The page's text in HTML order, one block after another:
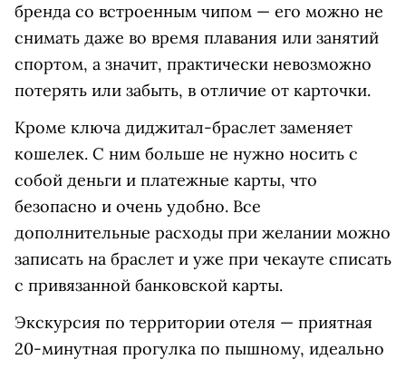
бренда со встроенным чипом — его можно не
снимать даже во время плавания или занятий
спортом, а значит, практически невозможно
потерять или забыть, в отличие от карточки.
Кроме ключа диджитал-браслет заменяет
кошелек. С ним больше не нужно носить с
собой деньги и платежные карты, что
безопасно и очень удобно. Все
дополнительные расходы при желании можно
записать на браслет и уже при чекауте списать
с привязанной банковской карты.
Экскурсия по территории отеля — приятная
20-минутная прогулка по пышному, идеально